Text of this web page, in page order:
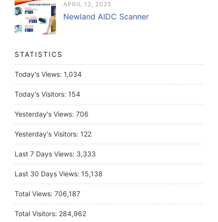
APRIL 12, 2025
Newland AIDC Scanner
STATISTICS
Today's Views: 1,034
Today's Visitors: 154
Yesterday's Views: 706
Yesterday's Visitors: 122
Last 7 Days Views: 3,333
Last 30 Days Views: 15,138
Total Views: 706,187
Total Visitors: 284,962